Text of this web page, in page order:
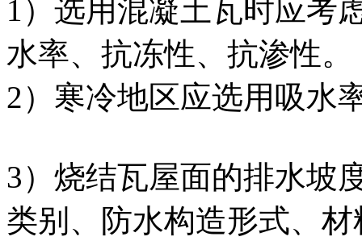
1）选用混凝土瓦时应考
水率、抗冻性、抗渗性。
2）寒冷地区应选用吸水
3）烧结瓦屋面的排水坡
类别、防水构造形式、